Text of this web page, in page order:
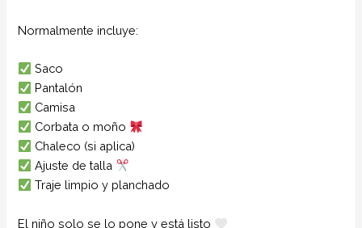
Normalmente incluye:
Saco
Pantalón
Camisa
Corbata o moño
Chaleco (si aplica)
Ajuste de talla
Traje limpio y planchado
El niño solo se lo pone y está listo